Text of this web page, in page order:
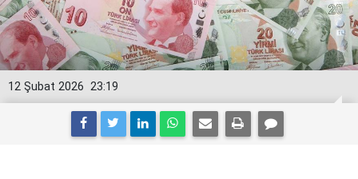
23:19
12 Şubat 2026